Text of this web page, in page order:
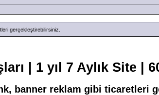
gerçekleştirebilirsiniz.
| 1 yıl 7 Aylık Site
banner reklam gibi ticaretleri